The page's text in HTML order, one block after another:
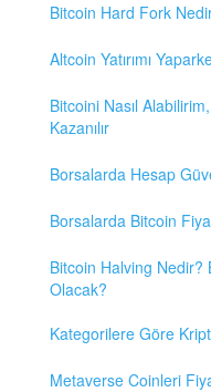
Bitcoin Hard Fork
Altcoin Yatırımı
Bitcoini Nasıl
Kazanılır
Borsalarda Hesap
Borsalarda Bitcoin
Bitcoin Halving Nedir?
Olacak?
Kategorilere Göre
Metaverse Coinleri